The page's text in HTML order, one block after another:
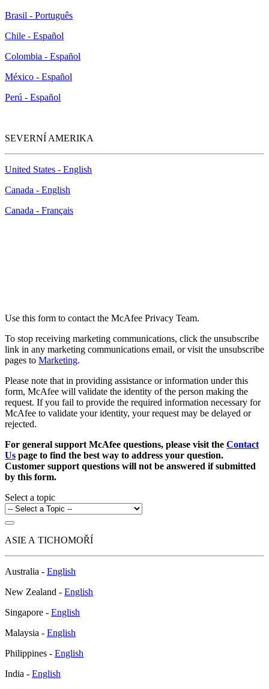
Brasil - Português
Chile - Español
Colombia - Español
México - Español
Perú - Español
SEVERNÍ AMERIKA
United States - English
Canada - English
Canada - Français
Use this form to contact the McAfee Privacy Team.
To stop receiving marketing communications, click the unsubscribe
link in any marketing communications email, or visit the unsubscribe
pages to Marketing.
Please note that in providing assistance or information under this
form, McAfee will validate the identity of the person making the
request. If you fail to provide the required information necessary for
McAfee to validate your identity, your request may be delayed or
rejected.
For general support McAfee questions, please visit the Contact
Us page to find the best way to address your question.
Customer support questions will not be answered if submitted
by this form.
Select a topic
ASIE A TICHOMOŘÍ
Australia - English
New Zealand - English
Singapore - English
Malaysia - English
Philippines - English
India - English